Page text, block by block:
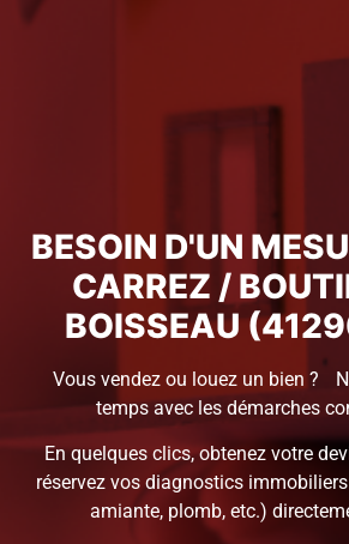
BESOIN D'UN
CARREZ /
BOISSEAU
Vous vendez ou louez un bien ?
temps avec les démarches
En quelques clics, obtenez votre
réservez vos diagnostics
amiante, plomb, etc.)